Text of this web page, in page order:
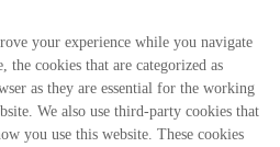
your experience while you navigate
the cookies that are categorized as
as they are essential for the working
We also use third-party cookies that
you use this website. These cookies